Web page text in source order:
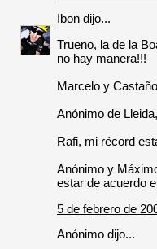
Ibon dijo...
Trueno, la de la
no hay manera!!!
Marcelo y
Anónimo de
Rafi, mi récord
Anónimo y
estar de acuerdo
5 de febrero de
Anónimo dijo...